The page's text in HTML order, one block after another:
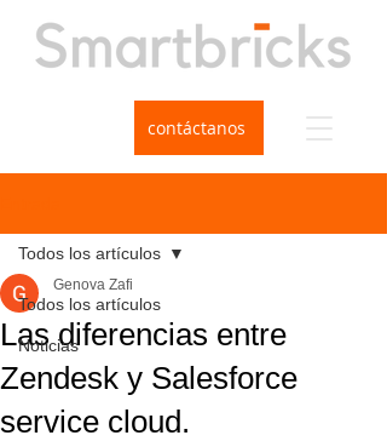
contáctanos
Todos los artículos
Noticias
Todos los artículos
Las diferencias entre
Zendesk y Salesforce
service cloud.
Genova Zafi